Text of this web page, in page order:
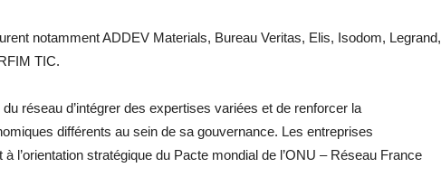
notamment ADDEV Materials, Bureau Veritas, Elis, Isodom, Legrand,
TIC.
réseau d’intégrer des expertises variées et de renforcer la
différents au sein de sa gouvernance. Les entreprises
l’orientation stratégique du Pacte mondial de l’ONU – Réseau France